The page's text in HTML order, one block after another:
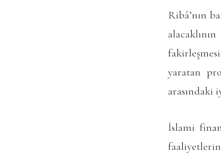
Ribâ’nın
yaratan
arasındaki
İslami